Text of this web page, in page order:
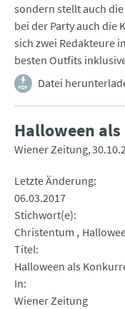
sondern stellt auch
bei der Party auch die
sich zwei Redakteure
besten Outfits
Datei
Halloween
Wiener Zeitung
Letzte Änderung
06.03.2017
Stichwort(e)
Christentum
Titel
Halloween als
In
Wiener Zeitung